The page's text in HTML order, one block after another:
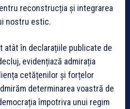
reconstrucția și integrarea
nostru estic.
atât în declarațiile publicate de
evidențiază admirația
cetățenilor și forțelor
determinarea voastră de
împotriva unui regim